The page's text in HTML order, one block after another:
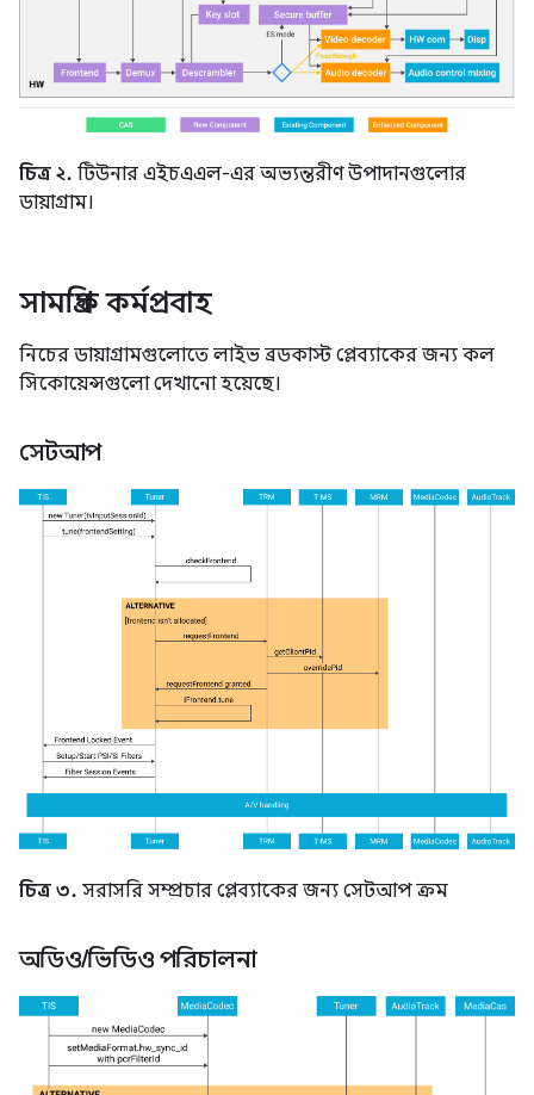
চিত্র ২. টিউনার এইচএএল-এর অভ্যন্তরীণ উপাদানগুলোর
ডায়াগ্রাম।
সামগ্রিক কর্মপ্রবাহ
নিচের ডায়াগ্রামগুলোতে লাইভ ব্রডকাস্ট প্লেব্যাকের জন্য কল
সিকোয়েন্সগুলো দেখানো হয়েছে।
সেটআপ
চিত্র ৩. সরাসরি সম্প্রচার প্লেব্যাকের জন্য সেটআপ ক্রম
অডিও/ভিডিও পরিচালনা